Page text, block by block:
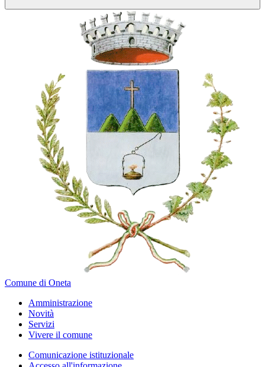
Comune di Oneta
Amministrazione
Novità
Servizi
Vivere il comune
Comunicazione istituzionale